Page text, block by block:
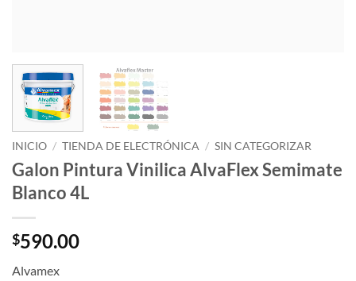
INICIO / TIENDA DE ELECTRÓNICA / SIN CATEGORIZAR
Galon Pintura Vinilica AlvaFlex Semimate
Blanco 4L
$590.00
Alvamex